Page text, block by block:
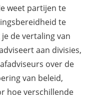
weet partijen te
te
de vertaling van
aan divisies,
over de
van beleid,
hoe verschillende